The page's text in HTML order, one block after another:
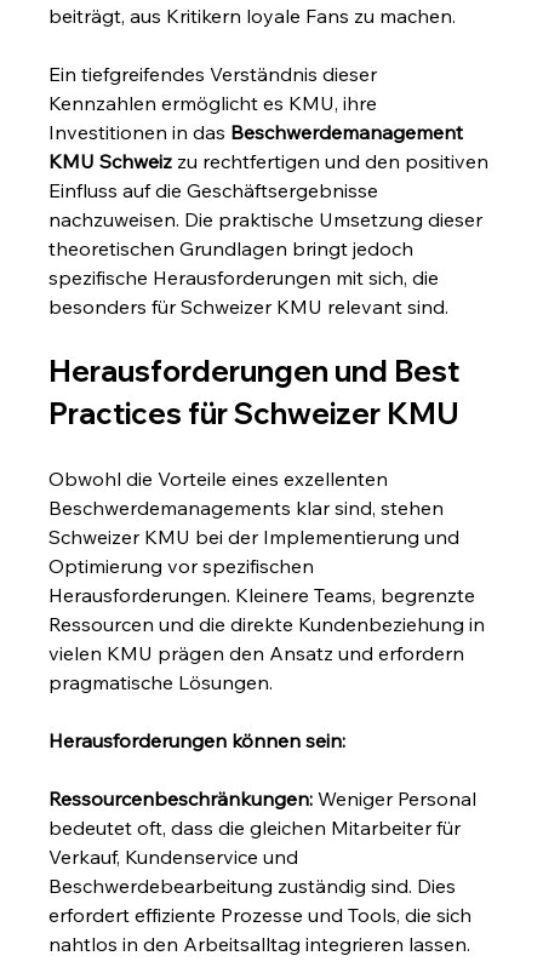
beiträgt, aus Kritikern loyale Fans zu machen.
Ein tiefgreifendes Verständnis dieser
Kennzahlen ermöglicht es KMU, ihre
Investitionen in das Beschwerdemanagement
KMU Schweiz zu rechtfertigen und den positiven
Einfluss auf die Geschäftsergebnisse
nachzuweisen. Die praktische Umsetzung dieser
theoretischen Grundlagen bringt jedoch
spezifische Herausforderungen mit sich, die
besonders für Schweizer KMU relevant sind.
Herausforderungen und Best
Practices für Schweizer KMU
Obwohl die Vorteile eines exzellenten
Beschwerdemanagements klar sind, stehen
Schweizer KMU bei der Implementierung und
Optimierung vor spezifischen
Herausforderungen. Kleinere Teams, begrenzte
Ressourcen und die direkte Kundenbeziehung in
vielen KMU prägen den Ansatz und erfordern
pragmatische Lösungen.
Herausforderungen können sein:
Ressourcenbeschränkungen: Weniger Personal
bedeutet oft, dass die gleichen Mitarbeiter für
Verkauf, Kundenservice und
Beschwerdebearbeitung zuständig sind. Dies
erfordert effiziente Prozesse und Tools, die sich
nahtlos in den Arbeitsalltag integrieren lassen.